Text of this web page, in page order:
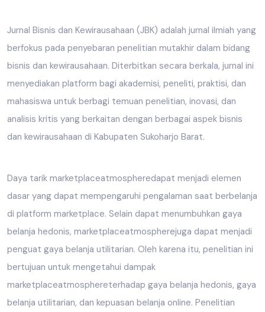
Jurnal Bisnis dan Kewirausahaan (JBK) adalah jurnal ilmiah yang
berfokus pada penyebaran penelitian mutakhir dalam bidang
bisnis dan kewirausahaan. Diterbitkan secara berkala, jurnal ini
menyediakan platform bagi akademisi, peneliti, praktisi, dan
mahasiswa untuk berbagi temuan penelitian, inovasi, dan
analisis kritis yang berkaitan dengan berbagai aspek bisnis
dan kewirausahaan di Kabupaten Sukoharjo Barat.
Daya tarik marketplaceatmospheredapat menjadi elemen
dasar yang dapat mempengaruhi pengalaman saat berbelanja
di platform marketplace. Selain dapat menumbuhkan gaya
belanja hedonis, marketplaceatmospherejuga dapat menjadi
penguat gaya belanja utilitarian. Oleh karena itu, penelitian ini
bertujuan untuk mengetahui dampak
marketplaceatmosphereterhadap gaya belanja hedonis, gaya
belanja utilitarian, dan kepuasan belanja online. Penelitian